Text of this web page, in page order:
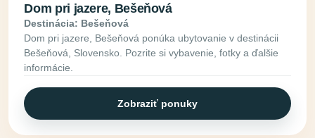
Dom pri jazere, Bešeňová
Destinácia: Bešeňová
Dom pri jazere, Bešeňová ponúka ubytovanie v destinácii
Bešeňová, Slovensko. Pozrite si vybavenie, fotky a ďalšie
informácie.
Zobraziť ponuky